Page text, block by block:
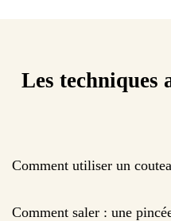
Les techniques
Comment utiliser un
Comment saler : une